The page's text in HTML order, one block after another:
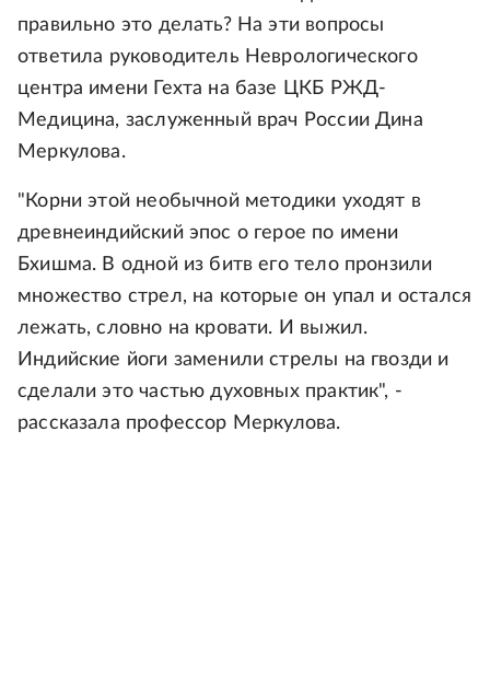
правильно это делать? На эти вопросы
ответила руководитель Неврологического
центра имени Гехта на базе ЦКБ РЖД-
Медицина, заслуженный врач России Дина
Меркулова.
"Корни этой необычной методики уходят в
древнеиндийский эпос о герое по имени
Бхишма. В одной из битв его тело пронзили
множество стрел, на которые он упал и остался
лежать, словно на кровати. И выжил.
Индийские йоги заменили стрелы на гвозди и
сделали это частью духовных практик", -
рассказала профессор Меркулова.